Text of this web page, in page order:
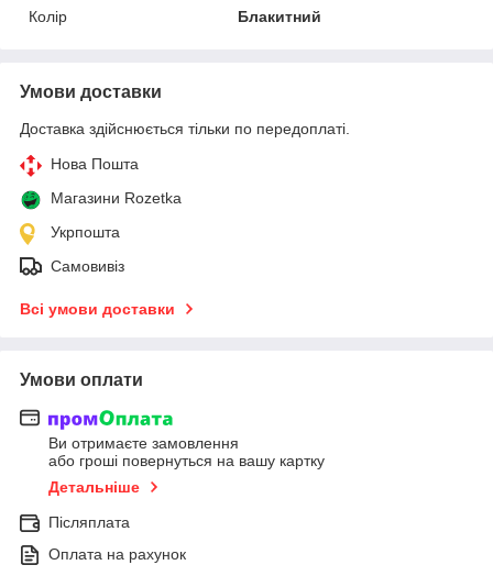
Колір
Блакитний
Умови доставки
Доставка здійснюється тільки по передоплаті.
Нова Пошта
Магазини Rozetka
Укрпошта
Самовивіз
Всі умови доставки
Умови оплати
Ви отримаєте замовлення
або гроші повернуться на вашу картку
Детальніше
Післяплата
Оплата на рахунок